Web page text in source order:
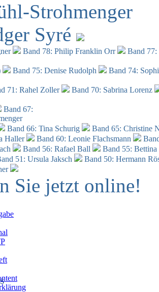
Strohmenger
Syré
Band 78: Philip Franklin Orr
Band
Band 75: Denise Rudolph
Band 74:
71: Rahel Zoller
Band 70: Sabrina Lorenz
Band 67:
Band 66: Tina Schurig
Band 65: Christine
Haller
Band 60: Leonie Flachsmann
Band 56: Rafael Ball
Band 55:
51: Ursula Jaksch Band 50: Hermann
Sie jetzt online!